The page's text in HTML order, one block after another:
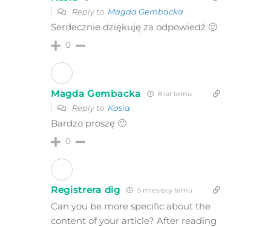
Reply to Magda Gembacka
Serdecznie dziękuję za odpowiedź 🙂
0
Magda Gembacka 8 lat temu
Reply to Kasia
Bardzo proszę 🙂
0
Registrera dig 5 miesięcy temu
Can you be more specific about the
content of your article? After reading